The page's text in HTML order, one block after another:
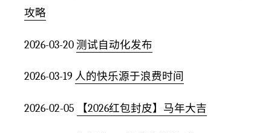
攻略
2026-03-20 测试自动化发布
2026-03-19 人的快乐源于浪费时间
2026-02-05 【2026红包封皮】马年大吉